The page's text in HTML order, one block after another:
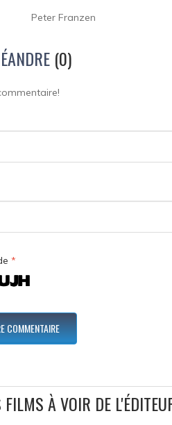
Peter Franzen
(0)
*
FILMS À VOIR DE